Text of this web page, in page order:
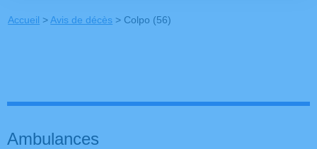
Accueil > Avis de décès > Colpo (56)
Ambulances